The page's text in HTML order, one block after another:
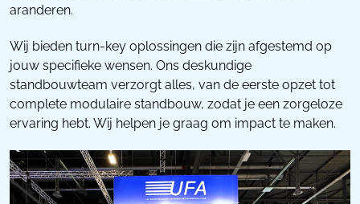
aranderen.
Wij bieden turn-key oplossingen die zijn afgestemd op
jouw specifieke wensen. Ons deskundige
standbouwteam verzorgt alles, van de eerste opzet tot
complete modulaire standbouw, zodat je een zorgeloze
ervaring hebt. Wij helpen je graag om impact te maken.